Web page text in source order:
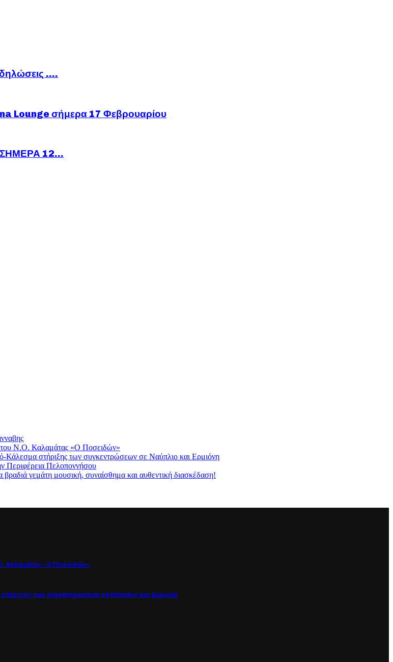
….
Lounge σήμερα 17 Φεβρουαρίου
ΣΗΜΕΡΑ 12...
του Ν.Ο. Καλαμάτας «Ο Ποσειδών»
στήριξης των συγκεντρώσεων σε Ναύπλιο και Ερμιόνη
Περιφέρεια Πελοποννήσου
γεμάτη μουσική, συναίσθημα και αυθεντική διασκέδαση!
Καλαμάτας «Ο Ποσειδών»
των συγκεντρώσεων σε Ναύπλιο και Ερμιόνη